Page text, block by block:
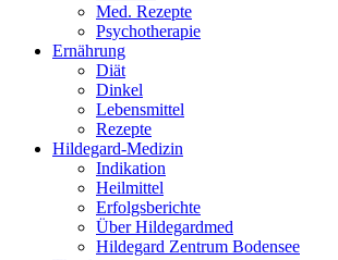
Med. Rezepte
Psychotherapie
Ernährung
Diät
Dinkel
Lebensmittel
Rezepte
Hildegard-Medizin
Indikation
Heilmittel
Erfolgsberichte
Über Hildegardmed
Hildegard Zentrum Bodensee